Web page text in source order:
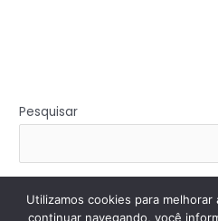
Pesquisar
Copyright © 2026 | Powered by
Utilizamos cookies para
continuar navegando, você